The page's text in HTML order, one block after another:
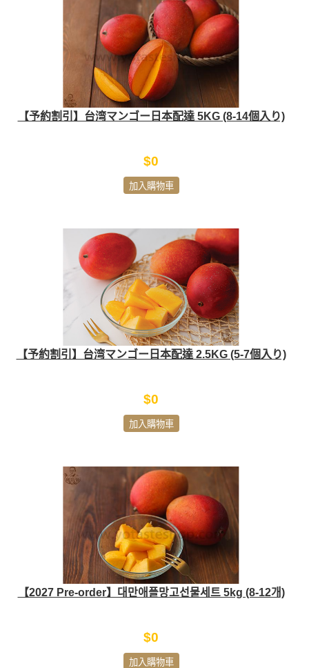
【予約割引】台湾マンゴー日本配達 5KG (8-14個入り)
$0
加入購物車
【予約割引】台湾マンゴー日本配達 2.5KG (5-7個入り)
$0
加入購物車
【2027 Pre-order】대만애플망고선물세트 5kg (8-12개)
$0
加入購物車